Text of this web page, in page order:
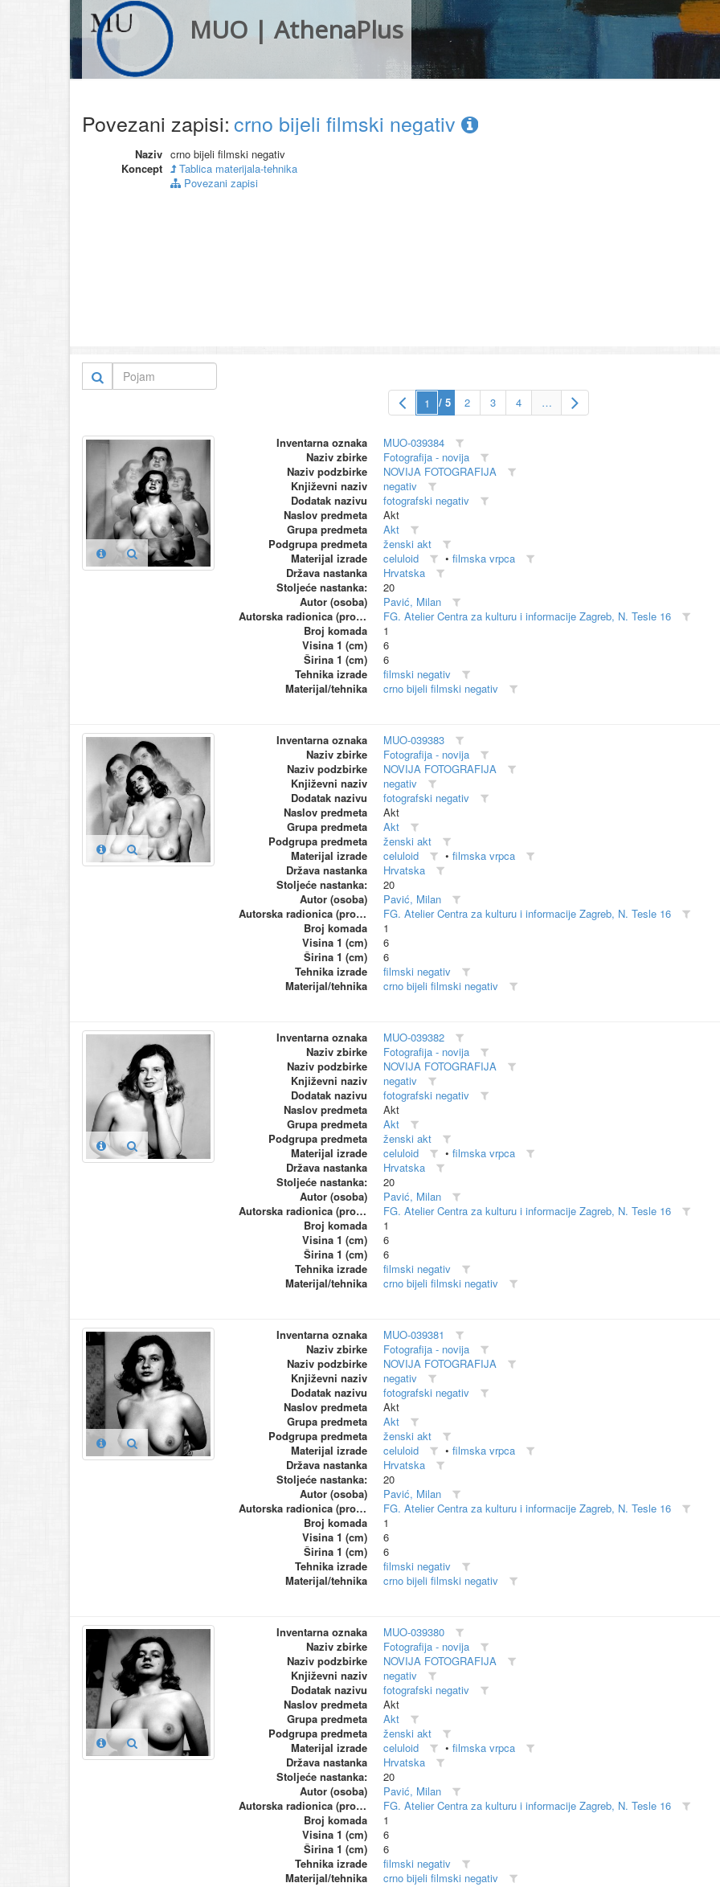
MUO | AthenaPlus
Povezani zapisi:crno bijeli filmski negativ
Naziv crno bijeli filmski negativ
Koncept
Tablica materijala-tehnika
Povezani zapisi
/ 5 2 3 4 …
Inventarna oznaka
MUO-039384
Naziv zbirke
Fotografija - novija
Naziv podzbirke
NOVIJA FOTOGRAFIJA
Književni naziv
negativ
Dodatak nazivu
fotografski negativ
Naslov predmeta
Akt
Grupa predmeta
Akt
Podgrupa predmeta
ženski akt
Materijal izrade
celuloid • filmska vrpca
Država nastanka
Hrvatska
Stoljeće nastanka:
20
Autor (osoba)
Pavić, Milan
Autorska radionica (proizvođač)
FG. Atelier Centra za kulturu i informacije Zagreb, N. Tesle 16
Broj komada
1
Visina 1 (cm)
6
Širina 1 (cm)
6
Tehnika izrade
filmski negativ
Materijal/tehnika
crno bijeli filmski negativ
Inventarna oznaka
MUO-039383
Naziv zbirke
Fotografija - novija
Naziv podzbirke
NOVIJA FOTOGRAFIJA
Književni naziv
negativ
Dodatak nazivu
fotografski negativ
Naslov predmeta
Akt
Grupa predmeta
Akt
Podgrupa predmeta
ženski akt
Materijal izrade
celuloid • filmska vrpca
Država nastanka
Hrvatska
Stoljeće nastanka:
20
Autor (osoba)
Pavić, Milan
Autorska radionica (proizvođač)
FG. Atelier Centra za kulturu i informacije Zagreb, N. Tesle 16
Broj komada
1
Visina 1 (cm)
6
Širina 1 (cm)
6
Tehnika izrade
filmski negativ
Materijal/tehnika
crno bijeli filmski negativ
Inventarna oznaka
MUO-039382
Naziv zbirke
Fotografija - novija
Naziv podzbirke
NOVIJA FOTOGRAFIJA
Književni naziv
negativ
Dodatak nazivu
fotografski negativ
Naslov predmeta
Akt
Grupa predmeta
Akt
Podgrupa predmeta
ženski akt
Materijal izrade
celuloid • filmska vrpca
Država nastanka
Hrvatska
Stoljeće nastanka:
20
Autor (osoba)
Pavić, Milan
Autorska radionica (proizvođač)
FG. Atelier Centra za kulturu i informacije Zagreb, N. Tesle 16
Broj komada
1
Visina 1 (cm)
6
Širina 1 (cm)
6
Tehnika izrade
filmski negativ
Materijal/tehnika
crno bijeli filmski negativ
Inventarna oznaka
MUO-039381
Naziv zbirke
Fotografija - novija
Naziv podzbirke
NOVIJA FOTOGRAFIJA
Književni naziv
negativ
Dodatak nazivu
fotografski negativ
Naslov predmeta
Akt
Grupa predmeta
Akt
Podgrupa predmeta
ženski akt
Materijal izrade
celuloid • filmska vrpca
Država nastanka
Hrvatska
Stoljeće nastanka:
20
Autor (osoba)
Pavić, Milan
Autorska radionica (proizvođač)
FG. Atelier Centra za kulturu i informacije Zagreb, N. Tesle 16
Broj komada
1
Visina 1 (cm)
6
Širina 1 (cm)
6
Tehnika izrade
filmski negativ
Materijal/tehnika
crno bijeli filmski negativ
Inventarna oznaka
MUO-039380
Naziv zbirke
Fotografija - novija
Naziv podzbirke
NOVIJA FOTOGRAFIJA
Književni naziv
negativ
Dodatak nazivu
fotografski negativ
Naslov predmeta
Akt
Grupa predmeta
Akt
Podgrupa predmeta
ženski akt
Materijal izrade
celuloid • filmska vrpca
Država nastanka
Hrvatska
Stoljeće nastanka:
20
Autor (osoba)
Pavić, Milan
Autorska radionica (proizvođač)
FG. Atelier Centra za kulturu i informacije Zagreb, N. Tesle 16
Broj komada
1
Visina 1 (cm)
6
Širina 1 (cm)
6
Tehnika izrade
filmski negativ
Materijal/tehnika
crno bijeli filmski negativ